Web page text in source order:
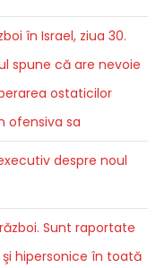
în Israel, ziua 30.
spune că are nevoie
ostaticilor
ofensiva sa
despre noul
război. Sunt raportate
hipersonice în toată